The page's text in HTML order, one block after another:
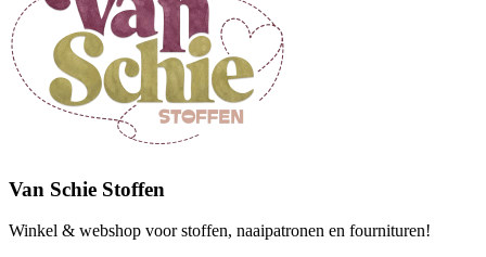
Van Schie Stoffen
Winkel & webshop voor stoffen, naaipatronen en fournituren!